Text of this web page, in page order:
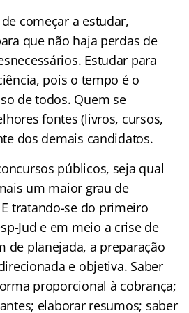
começar a estudar,
que não haja perdas de
Estudar para
pois o tempo é o
de todos. Quem se
fontes (livros, cursos,
dos demais candidatos.
públicos, seja qual
um maior grau de
tratando-se do primeiro
Jud e em meio a crise de
de planejada, a preparação
e objetiva. Saber
proporcional à cobrança;
elaborar resumos; saber